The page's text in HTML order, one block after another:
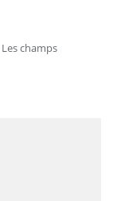
Les champs